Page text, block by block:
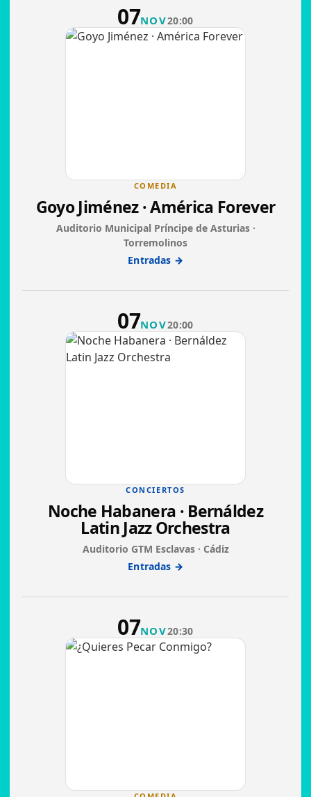
07NOV20:00
COMEDIA
Goyo Jiménez · América Forever
Auditorio Municipal Príncipe de Asturias ·
Torremolinos
Entradas →
07NOV20:00
CONCIERTOS
Noche Habanera · Bernáldez
Latin Jazz Orchestra
Auditorio GTM Esclavas · Cádiz
Entradas →
07NOV20:30